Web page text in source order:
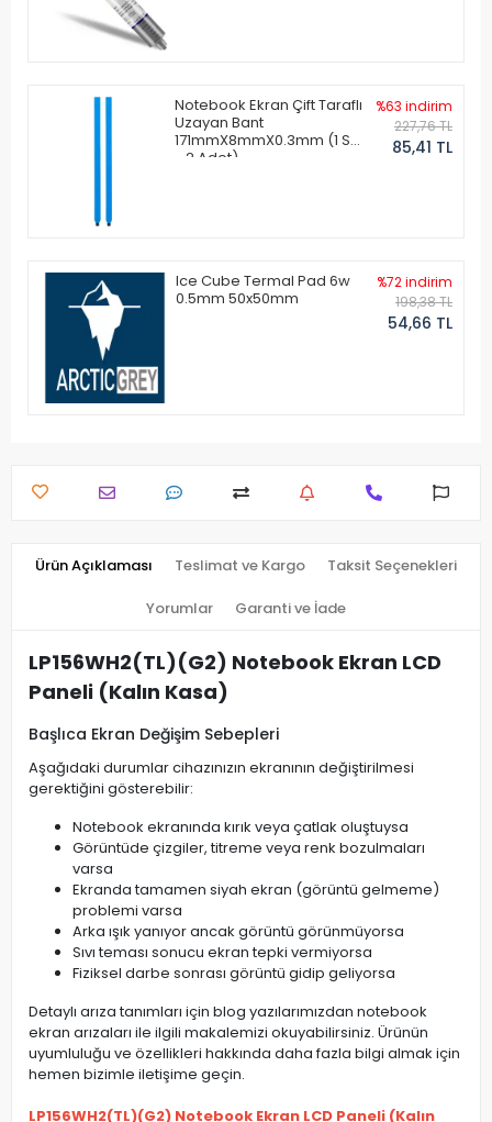
Notebook Ekran Çift Taraflı
Uzayan Bant
171mmX8mmX0.3mm (1 Set
- 2 Adet)
%63 indirim
227,76 TL
85,41 TL
Ice Cube Termal Pad 6w
0.5mm 50x50mm
%72 indirim
198,38 TL
54,66 TL
Ürün Açıklaması Teslimat ve Kargo Taksit Seçenekleri
Yorumlar Garanti ve İade
LP156WH2(TL)(G2) Notebook Ekran LCD
Paneli (Kalın Kasa)
Başlıca Ekran Değişim Sebepleri
Aşağıdaki durumlar cihazınızın ekranının değiştirilmesi
gerektiğini gösterebilir:
Notebook ekranında kırık veya çatlak oluştuysa
Görüntüde çizgiler, titreme veya renk bozulmaları
varsa
Ekranda tamamen siyah ekran (görüntü gelmeme)
problemi varsa
Arka ışık yanıyor ancak görüntü görünmüyorsa
Sıvı teması sonucu ekran tepki vermiyorsa
Fiziksel darbe sonrası görüntü gidip geliyorsa
Detaylı arıza tanımları için blog yazılarımızdan notebook
ekran arızaları ile ilgili makalemizi okuyabilirsiniz. Ürünün
uyumluluğu ve özellikleri hakkında daha fazla bilgi almak için
hemen bizimle iletişime geçin.
LP156WH2(TL)(G2) Notebook Ekran LCD Paneli (Kalın